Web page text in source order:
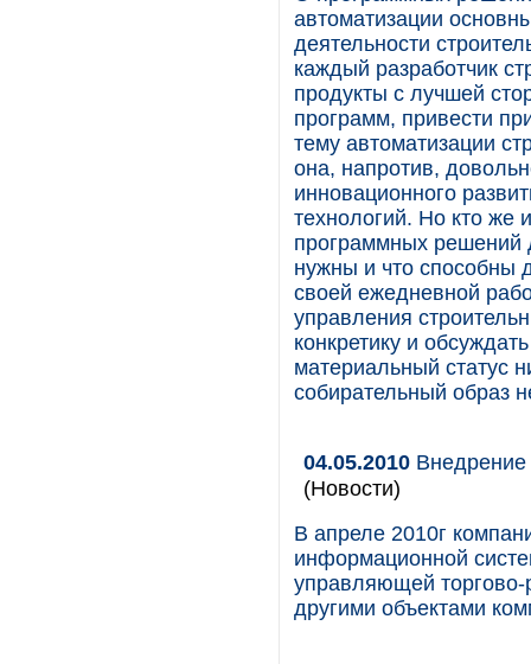
автоматизации
деятельности
каждый разработчик
продукты с лучшей
программ, привести
тему автоматизации
она, напротив,
инновационного
технологий. Но кто же
программных решений
нужны и что способны
своей ежедневной
управления
конкретику и
материальный статус
собирательный образ
04.05.2010
(Новости)
В апреле 2010г
информационной
управляющей
другими объектами